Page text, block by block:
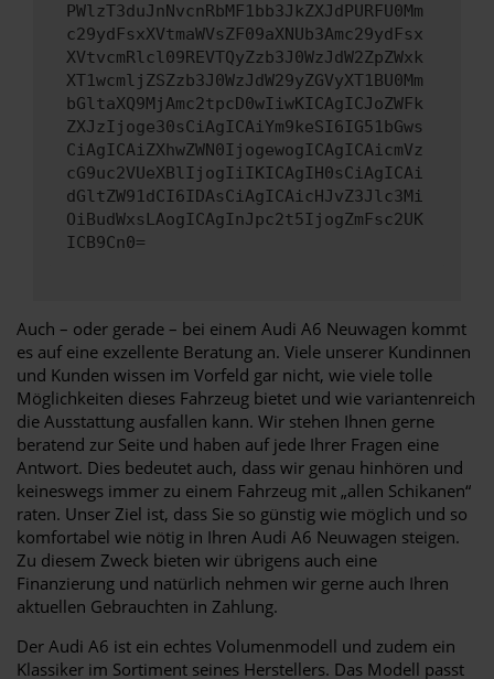
PWlzT3duJnNvcnRbMF1bb3JkZXJdPURFU0Mm
c29ydFsxXVtmaWVsZF09aXNUb3Amc29ydFsx
XVtvcmRlcl09REVTQyZzb3J0WzJdW2ZpZWxk
XT1wcmljZSZzb3J0WzJdW29yZGVyXT1BU0Mm
bGltaXQ9MjAmc2tpcD0wIiwKICAgICJoZWFk
ZXJzIjoge30sCiAgICAiYm9keSI6IG51bGws
CiAgICAiZXhwZWN0IjogewogICAgICAicmVz
cG9uc2VUeXBlIjogIiIKICAgIH0sCiAgICAi
dGltZW91dCI6IDAsCiAgICAicHJvZ3Jlc3Mi
OiBudWxsLAogICAgInJpc2t5IjogZmFsc2UK
ICB9Cn0=
Auch – oder gerade – bei einem Audi A6 Neuwagen kommt
es auf eine exzellente Beratung an. Viele unserer Kundinnen
und Kunden wissen im Vorfeld gar nicht, wie viele tolle
Möglichkeiten dieses Fahrzeug bietet und wie variantenreich
die Ausstattung ausfallen kann. Wir stehen Ihnen gerne
beratend zur Seite und haben auf jede Ihrer Fragen eine
Antwort. Dies bedeutet auch, dass wir genau hinhören und
keineswegs immer zu einem Fahrzeug mit „allen Schikanen“
raten. Unser Ziel ist, dass Sie so günstig wie möglich und so
komfortabel wie nötig in Ihren Audi A6 Neuwagen steigen.
Zu diesem Zweck bieten wir übrigens auch eine
Finanzierung und natürlich nehmen wir gerne auch Ihren
aktuellen Gebrauchten in Zahlung.
Der Audi A6 ist ein echtes Volumenmodell und zudem ein
Klassiker im Sortiment seines Herstellers. Das Modell passt